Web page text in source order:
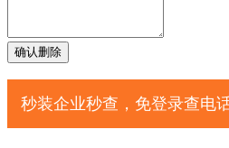
秒装企业秒查，免登录查电